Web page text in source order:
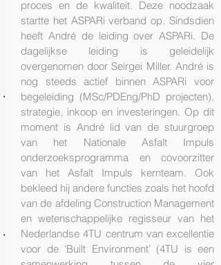
proces en de kwaliteit. Deze noodzaak
startte het ASPARi verband op. Sindsdien
heeft André de leiding over ASPARi. De
dagelijkse leiding is geleidelijk
overgenomen door Seirgei Miller. André is
nog steeds actief binnen ASPARi voor
begeleiding (MSc/PDEng/PhD projecten),
strategie, inkoop en investeringen. Op dit
moment is André lid van de stuurgroep
van het Nationale Asfalt Impuls
onderzoeksprogramma en covoorzitter
van het Asfalt Impuls kernteam. Ook
bekleed hij andere functies zoals het hoofd
van de afdeling Construction Management
en wetenschappelijke regisseur van het
Nederlandse 4TU centrum van excellentie
voor de ‘Built Environment’ (4TU is een